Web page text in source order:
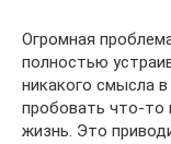
Огромная
полностью
никакого смысла
пробовать что-то
жизнь. Это